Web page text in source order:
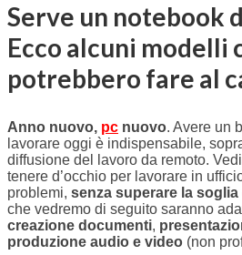
Serve un notebook
Ecco alcuni modelli
potrebbero fare al
Anno nuovo, pc nuovo. Avere un
lavorare oggi è indispensabile,
diffusione del lavoro da remoto.
tenere d’occhio per lavorare in
problemi, senza superare la soglia
che vedremo di seguito saranno
creazione documenti,
produzione audio e video (non